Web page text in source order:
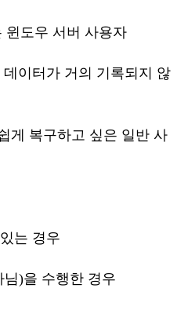
윈도우 서버 사용자
데이터가 거의 기록되지 않
게 복구하고 싶은 일반 사
있는 경우
)을 수행한 경우